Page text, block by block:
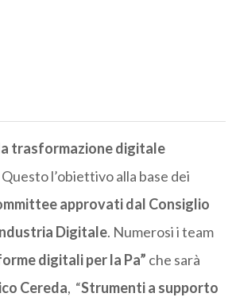
trasformazione digitale
Questo l’obiettivo alla base dei
approvati dal Consiglio
Digitale. Numerosi i team
digitali per la Pa” che sarà
Cereda, “Strumenti a supporto